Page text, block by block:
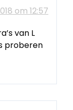
om 12:57
van L
proberen